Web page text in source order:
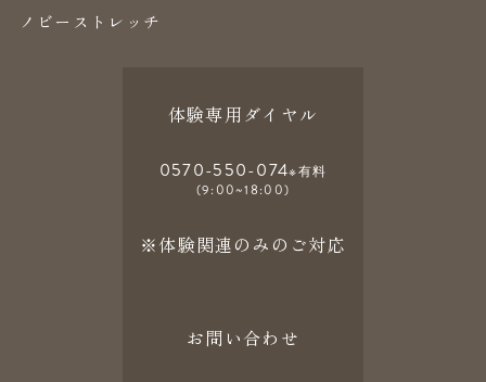
ノビーストレッチ
体験専用ダイヤル
0570-550-074※有料
(9:00~18:00)
※体験関連のみのご対応
お問い合わせ